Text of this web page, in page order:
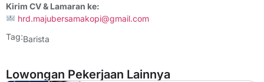
Kirim CV & Lamaran ke:
hrd.majubersamakopi@gmail.com
Tag:Barista
Lowongan Pekerjaan Lainnya